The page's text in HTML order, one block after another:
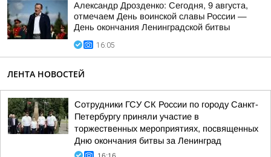
Александр Дрозденко: Сегодня, 9 августа,
отмечаем День воинской славы России —
День окончания Ленинградской битвы
16:05
ЛЕНТА НОВОСТЕЙ
Сотрудники ГСУ СК России по городу Санкт-
Петербургу приняли участие в
торжественных мероприятиях, посвященных
Дню окончания битвы за Ленинград